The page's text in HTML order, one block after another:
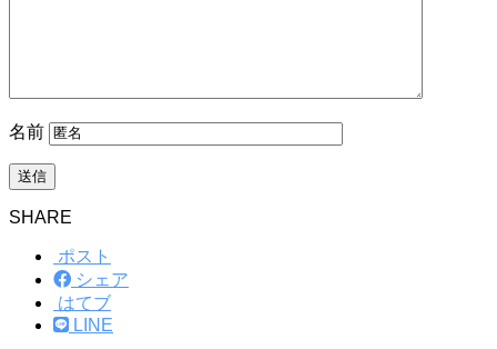
名前
SHARE
ポスト
シェア
はてブ
LINE